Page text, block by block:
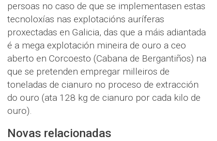
persoas no caso de que se implementasen estas
tecnoloxías nas explotacións auríferas
proxectadas en Galicia, das que a máis adiantada
é a mega explotación mineira de ouro a ceo
aberto en Corcoesto (Cabana de Bergantiños) na
que se pretenden empregar milleiros de
toneladas de cianuro no proceso de extracción
do ouro (ata 128 kg de cianuro por cada kilo de
ouro).
Novas relacionadas